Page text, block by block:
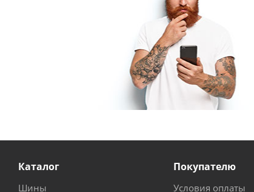
Каталог
Шины
Покупателю
Условия оплаты